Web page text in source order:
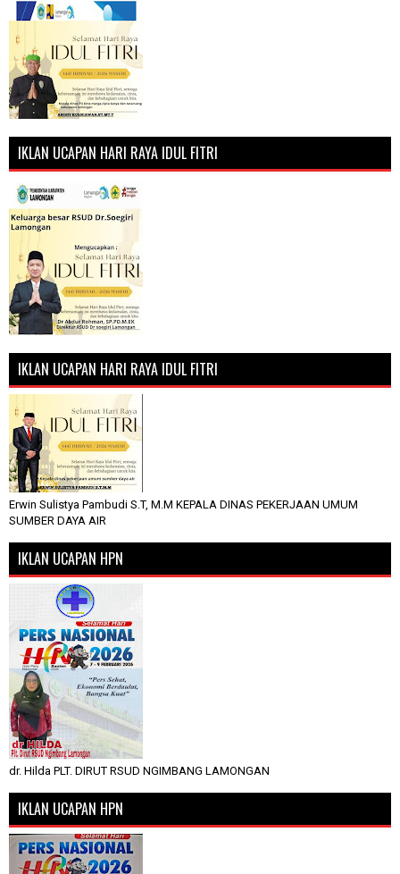
IKLAN UCAPAN HARI RAYA IDUL FITRI
IKLAN UCAPAN HARI RAYA IDUL FITRI
Erwin Sulistya Pambudi S.T, M.M KEPALA DINAS PEKERJAAN UMUM
SUMBER DAYA AIR
IKLAN UCAPAN HPN
dr. Hilda PLT. DIRUT RSUD NGIMBANG LAMONGAN
IKLAN UCAPAN HPN